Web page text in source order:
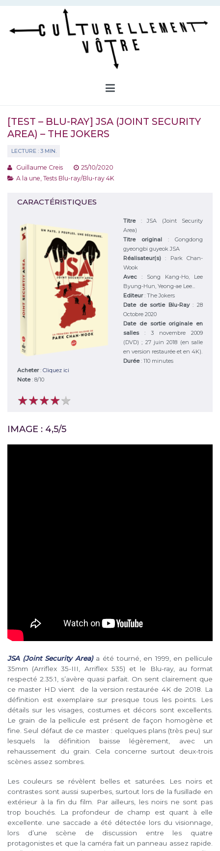
Aller
contenu
[TEST – BLU-RAY] JSA (JOINT SECURITY
AREA) – THE JOKERS
Guillaume Creis
25/10/2020
A la une Tests Blu-ray/Blu-ray 4K
CARACTÉRISTIQUES
Titre :JSA (Joint Security
Area)
Titre original:Gongdong
gyeongbi guyeok JSA
Réalisateur(s): Park Chan-
Wook
Avec: Song Kang-Ho, Lee
Byung-Hun, Yeong-ae Lee...
Editeur:The Jokers
Date de sortie Blu-Ray: 28
Octobre 2020
Date de sortie originale en
salles: 3 novembre 2009
(DVD) ; 27 juin 2018 (en salle
en version restaurée et en 4K).
Durée:110 minutes
Acheter: Cliquez ici
Note: 8/10
★★★★★
★★★★★
IMAGE : 4,5/5
JSA (Joint Security Area)a été tourné, en 1999, en pellicule
35mm (Arriflex 35-III, Arriflex 535) et le Blu-ray, au format
respecté 2.35:1, s’avère quasi parfait. On sent clairement que
ce master HD vient de la version restaurée 4K de 2018. La
définition est exemplaire sur presque tous les points. Les
détails sur les visages, costumes et décors sont excellents.
Le grain de la pellicule est présent de façon homogène et
fine. Seul défaut de ce master : quelques plans (très peu) sur
lesquels la définition baisse légèrement, avec un
rehaussement du grain. Cela concerne surtout deux-trois
scènes assez sombres.
Les couleurs se révèlent belles et saturées. Les noirs et
contrastes sont aussi superbes, surtout lors de la fusillade en
extérieur à la fin du film. Par ailleurs, les noirs ne sont pas
trop bouchés. La profondeur de champ est quant à elle
excellente. une saccade a été détectée lors du visionnage,
lors d’une scène de discussion entre les quatre
protagonistes et que la caméra fait un panneau assez rapide.